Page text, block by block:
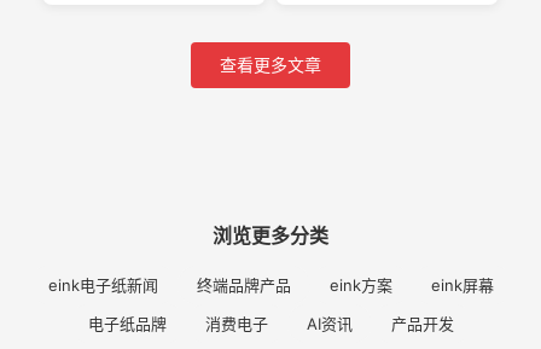
查看更多文章
浏览更多分类
eink电子纸新闻 终端品牌产品 eink方案
eink屏幕
电子纸品牌
消费电子 AI资讯 产品开发